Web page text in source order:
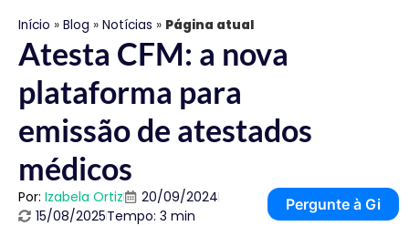
Início » Blog » Notícias » Página atual
Atesta CFM: a nova
plataforma para
emissão de atestados
médicos
Por: Izabela Ortiz
20/09/2024
15/08/2025Tempo: 3 min
Pergunte à Gi